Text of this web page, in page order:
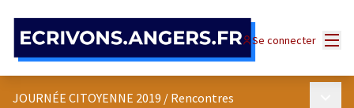
Se connecter
JOURNÉE CITOYENNE 2019 / Rencontres